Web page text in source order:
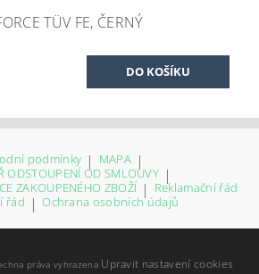
TÜV FE, ČERNÝ
podmínky | MAPA |
ODSTOUPENÍ OD SMLOUVY |
ZAKOUPENÉHO ZBOŽÍ | Reklamační řád
řád | Ochrana osobních údajů
práva vyhrazena Upravit nastavení cookies